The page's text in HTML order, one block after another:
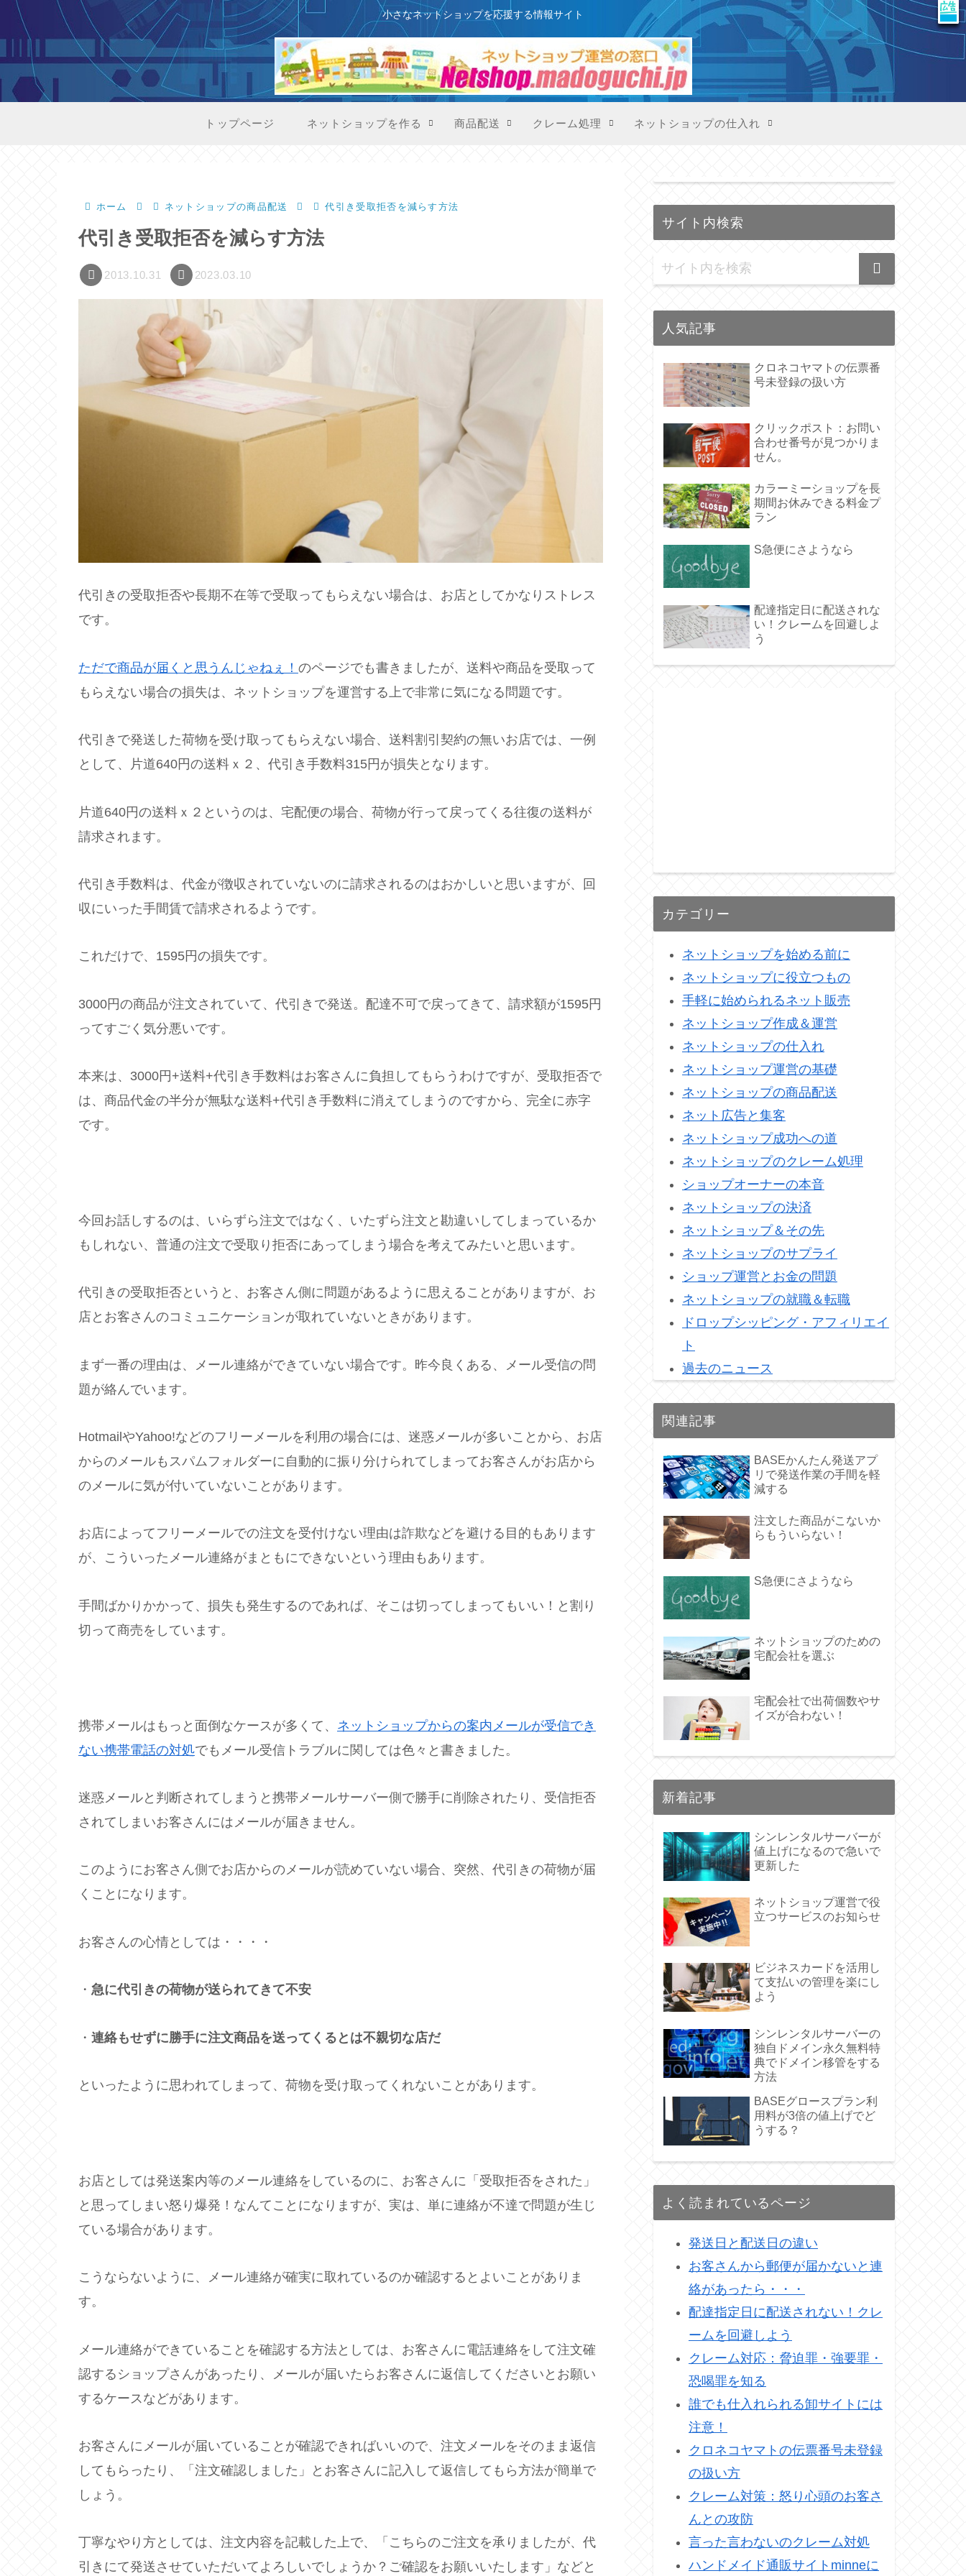
X
このサイトはプロモーションを含みます
小さなネットショップを応援する情報サイト
トップページ ネットショップを作る 商品配送 クレーム処理 ネットショップの仕入れ
ホーム ネットショップの商品配送 代引き受取拒否を減らす方法
代引き受取拒否を減らす方法
2013.10.31 2023.03.10
代引きの受取拒否や長期不在等で受取ってもらえない場合は、お店としてかなりストレス
です。
ただで商品が届くと思うんじゃねぇ！ のページでも書きましたが、送料や商品を受取って
もらえない場合の損失は、ネットショップを運営する上で非常に気になる問題です。
代引きで発送した荷物を受け取ってもらえない場合、送料割引契約の無いお店では、一例
として、片道640円の送料ｘ２、代引き手数料315円が損失となります。
片道640円の送料ｘ２というのは、宅配便の場合、荷物が行って戻ってくる往復の送料が
請求されます。
代引き手数料は、代金が徴収されていないのに請求されるのはおかしいと思いますが、回
収にいった手間賃で請求されるようです。
これだけで、1595円の損失です。
3000円の商品が注文されていて、代引きで発送。配達不可で戻ってきて、請求額が1595円
ってすごく気分悪いです。
本来は、3000円+送料+代引き手数料はお客さんに負担してもらうわけですが、受取拒否で
は、商品代金の半分が無駄な送料+代引き手数料に消えてしまうのですから、完全に赤字
です。
今回お話しするのは、いらずら注文ではなく、いたずら注文と勘違いしてしまっているか
もしれない、普通の注文で受取り拒否にあってしまう場合を考えてみたいと思います。
代引きの受取拒否というと、お客さん側に問題があるように思えることがありますが、お
店とお客さんのコミュニケーションが取れていないときがあります。
まず一番の理由は、メール連絡ができていない場合です。昨今良くある、メール受信の問
題が絡んでいます。
HotmailやYahoo!などのフリーメールを利用の場合には、迷惑メールが多いことから、お店
からのメールもスパムフォルダーに自動的に振り分けられてしまってお客さんがお店から
のメールに気が付いていないことがあります。
お店によってフリーメールでの注文を受付けない理由は詐欺などを避ける目的もあります
が、こういったメール連絡がまともにできないという理由もあります。
手間ばかりかかって、損失も発生するのであれば、そこは切ってしまってもいい！と割り
切って商売をしています。
携帯メールはもっと面倒なケースが多くて、 ネットショップからの案内メールが受信でき
ない携帯電話の対処でもメール受信トラブルに関しては色々と書きました。
迷惑メールと判断されてしまうと携帯メールサーバー側で勝手に削除されたり、受信拒否
されてしまいお客さんにはメールが届きません。
このようにお客さん側でお店からのメールが読めていない場合、突然、代引きの荷物が届
くことになります。
お客さんの心情としては・・・・
・ 急に代引きの荷物が送られてきて不安
・ 連絡もせずに勝手に注文商品を送ってくるとは不親切な店だ
といったように思われてしまって、荷物を受け取ってくれないことがあります。
お店としては発送案内等のメール連絡をしているのに、お客さんに「受取拒否をされた」
と思ってしまい怒り爆発！なんてことになりますが、実は、単に連絡が不達で問題が生じ
ている場合があります。
こうならないように、メール連絡が確実に取れているのか確認するとよいことがありま
す。
メール連絡ができていることを確認する方法としては、お客さんに電話連絡をして注文確
認するショップさんがあったり、メールが届いたらお客さんに返信してくださいとお願い
するケースなどがあります。
お客さんにメールが届いていることが確認できればいいので、注文メールをそのまま返信
してもらったり、「注文確認しました」とお客さんに記入して返信してもら方法が簡単で
しょう。
丁寧なやり方としては、注文内容を記載した上で、「こちらのご注文を承りましたが、代
引きにて発送させていただいてよろしいでしょうか？ご確認をお願いいたします」などと
サイト内検索
人気記事
クロネコヤマトの伝票番
号未登録の扱い方
クリックポスト：お問い
合わせ番号が見つかりま
せん。
カラーミーショップを長
期間お休みできる料金プ
ラン
S急便にさようなら
配達指定日に配送されな
い！クレームを回避しよ
う
カテゴリー
ネットショップを始める前に
ネットショップに役立つもの
手軽に始められるネット販売
ネットショップ作成＆運営
ネットショップの仕入れ
ネットショップ運営の基礎
ネットショップの商品配送
ネット広告と集客
ネットショップ成功への道
ネットショップのクレーム処理
ショップオーナーの本音
ネットショップの決済
ネットショップ＆その先
ネットショップのサプライ
ショップ運営とお金の問題
ネットショップの就職＆転職
ドロップシッピング・アフィリエイ
ト
過去のニュース
関連記事
BASEかんたん発送アプ
リで発送作業の手間を軽
減する
注文した商品がこないか
らもういらない！
S急便にさようなら
ネットショップのための
宅配会社を選ぶ
宅配会社で出荷個数やサ
イズが合わない！
新着記事
シンレンタルサーバーが
値上げになるので急いで
更新した
ネットショップ運営で役
立つサービスのお知らせ
ビジネスカードを活用し
て支払いの管理を楽にし
よう
シンレンタルサーバーの
独自ドメイン永久無料特
典でドメイン移管をする
方法
BASEグロースプラン利
用料が3倍の値上げでど
うする？
よく読まれているページ
発送日と配送日の違い
お客さんから郵便が届かないと連
絡があったら・・・
配達指定日に配送されない！クレ
ームを回避しよう
クレーム対応：脅迫罪・強要罪・
恐喝罪を知る
誰でも仕入れられる卸サイトには
注意！
クロネコヤマトの伝票番号未登録
の扱い方
クレーム対策：怒り心頭のお客さ
んとの攻防
言った言わないのクレーム対処
ハンドメイド通販サイトminneに